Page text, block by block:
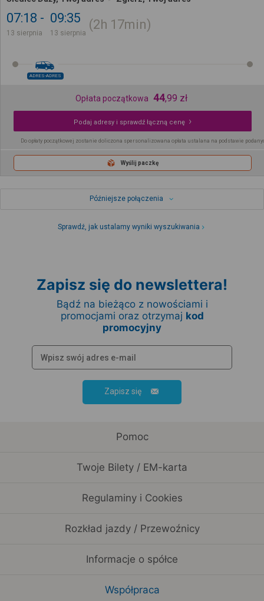
07:18
13 sierpnia
09:35
13 sierpnia
2h 17min
ADRES-ADRES
Opłata początkowa 44,99 zł
Podaj adresy i sprawdź łączną cenę
Do opłaty początkowej zostanie doliczona spersonalizowana opłata ustalana na podstawie
Wyślij paczkę
Późniejsze połączenia
Sprawdź, jak ustalamy wyniki wyszukiwania
Zapisz się do newslettera!
Bądź na bieżąco z nowościami i
promocjami oraz otrzymaj kod
promocyjny
Zapisz się
Pomoc
Twoje Bilety / EM-karta
Regulaminy i Cookies
Rozkład jazdy / Przewoźnicy
Informacje o spółce
Współpraca